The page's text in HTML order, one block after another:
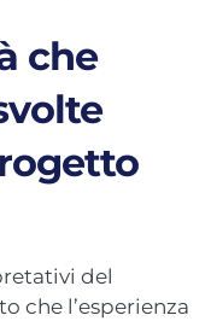
che
del
che l’esperienza